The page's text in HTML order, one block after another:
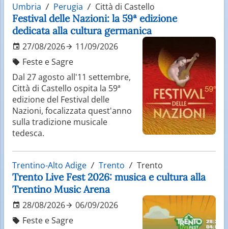
Umbria Perugia Città di Castello
Festival delle Nazioni: la 59ª edizione
dedicata alla cultura germanica
27/08/2026
11/09/2026
Feste e Sagre
Dal 27 agosto all'11 settembre,
Città di Castello ospita la 59ª
edizione del Festival delle
Nazioni, focalizzata quest'anno
sulla tradizione musicale
tedesca.
Trentino-Alto Adige Trento Trento
Trento Live Fest 2026: musica e cultura alla
Trentino Music Arena
28/08/2026
06/09/2026
Feste e Sagre